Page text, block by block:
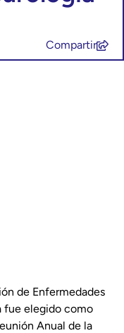
Compartir
de Enfermedades
fue elegido como
Anual de la